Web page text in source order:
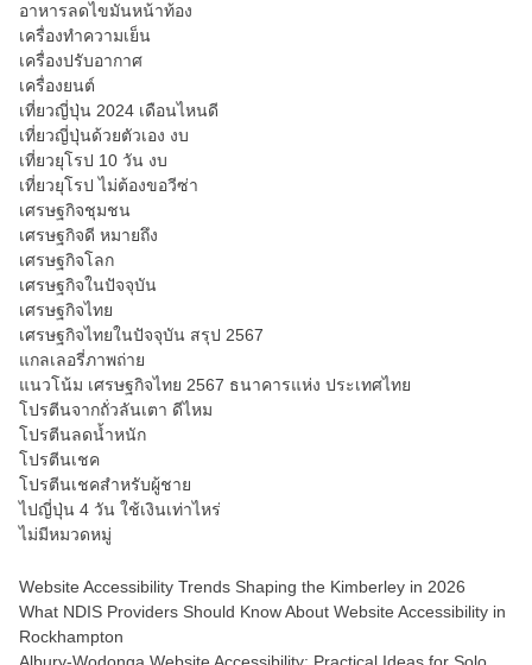
อาหารลดไขมันหน้าท้อง
เครื่องทำความเย็น
เครื่องปรับอากาศ
เครื่องยนต์
เที่ยวญี่ปุ่น 2024 เดือนไหนดี
เที่ยวญี่ปุ่นด้วยตัวเอง งบ
เที่ยวยุโรป 10 วัน งบ
เที่ยวยุโรป ไม่ต้องขอวีซ่า
เศรษฐกิจชุมชน
เศรษฐกิจดี หมายถึง
เศรษฐกิจโลก
เศรษฐกิจในปัจจุบัน
เศรษฐกิจไทย
เศรษฐกิจไทยในปัจจุบัน สรุป 2567
แกลเลอรี่ภาพถ่าย
แนวโน้ม เศรษฐกิจไทย 2567 ธนาคารแห่ง ประเทศไทย
โปรตีนจากถั่วลันเตา ดีไหม
โปรตีนลดน้ำหนัก
โปรตีนเชค
โปรตีนเชคสำหรับผู้ชาย
ไปญี่ปุ่น 4 วัน ใช้เงินเท่าไหร่
ไม่มีหมวดหมู่
Website Accessibility Trends Shaping the Kimberley in 2026
What NDIS Providers Should Know About Website Accessibility in
Rockhampton